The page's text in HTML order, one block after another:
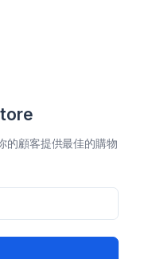
的顧客提供最佳的購物